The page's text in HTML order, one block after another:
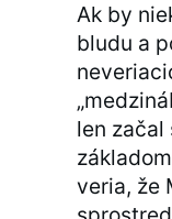
Ak by
bludu a
len začal
veria, že